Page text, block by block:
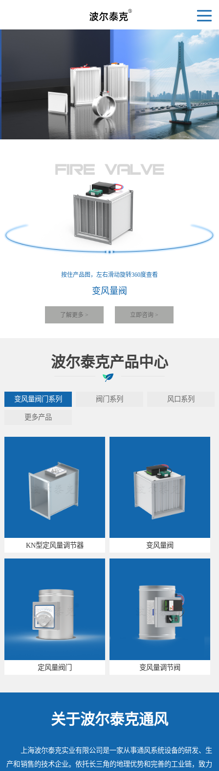
1 /2
按住产品图，左右滑动旋转360度查看
变风量阀
了解更多 > 立即咨询 >
波尔泰克产品中心
变风量阀门系列 阀门系列 风口系列
更多产品
KN型定风量调节器 变风量阀
定风量阀门 变风量调节阀
关于波尔泰克通风
上海波尔泰克实业有限公司是一家从事通风系统设备的研发、生
产和销售的技术企业。依托长三角的地理优势和完善的工业链，致力